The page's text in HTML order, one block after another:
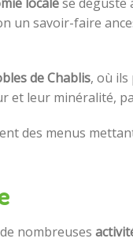
un savoir-faire
de Chablis, où ils
et leur minéralité,
des menus
nombreuses